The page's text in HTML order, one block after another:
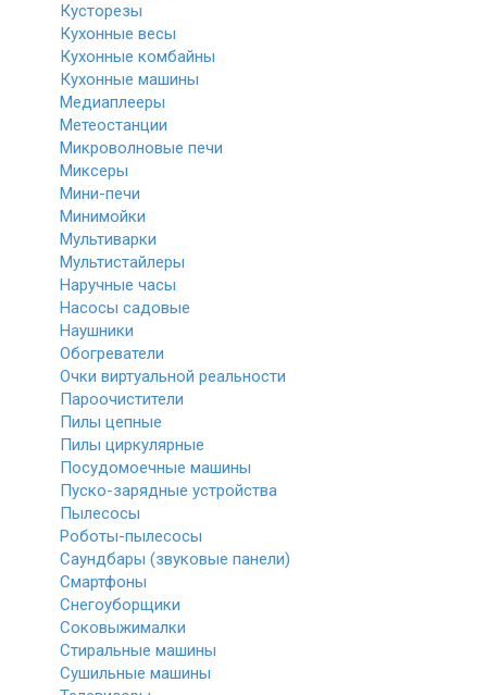
Кусторезы
Кухонные весы
Кухонные комбайны
Кухонные машины
Медиаплееры
Метеостанции
Микроволновые печи
Миксеры
Мини-печи
Минимойки
Мультиварки
Мультистайлеры
Наручные часы
Насосы садовые
Наушники
Обогреватели
Очки виртуальной реальности
Пароочистители
Пилы цепные
Пилы циркулярные
Посудомоечные машины
Пуско-зарядные устройства
Пылесосы
Роботы-пылесосы
Саундбары (звуковые панели)
Смартфоны
Снегоуборщики
Соковыжималки
Стиральные машины
Сушильные машины